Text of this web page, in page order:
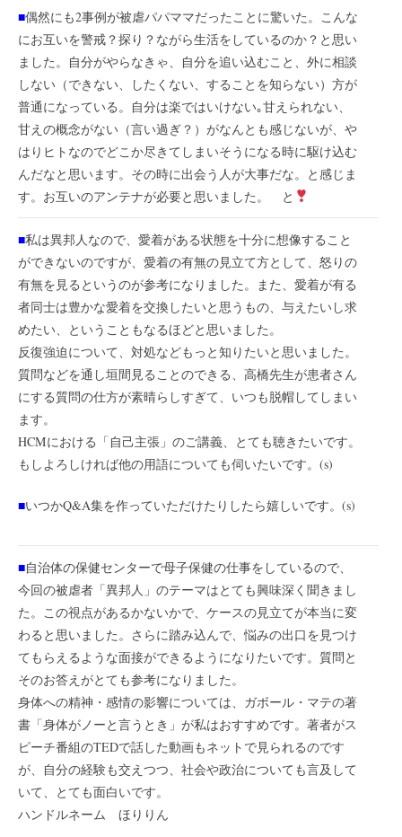
■偶然にも2事例が被虐パパママだったことに驚いた。こんな
にお互いを警戒？探り？ながら生活をしているのか？と思い
ました。自分がやらなきゃ、自分を追い込むこと、外に相談
しない（できない、したくない、することを知らない）方が
普通になっている。自分は楽ではいけない｡甘えられない、
甘えの概念がない（言い過ぎ？）がなんとも感じないが、や
はりヒトなのでどこか尽きてしまいそうになる時に駆け込む
んだなと思います。その時に出会う人が大事だな。と感じま
す。お互いのアンテナが必要と思いました。 と
■私は異邦人なので、愛着がある状態を十分に想像すること
ができないのですが、愛着の有無の見立て方として、怒りの
有無を見るというのが参考になりました。また、愛着が有る
者同士は豊かな愛着を交換したいと思うもの、与えたいし求
めたい、ということもなるほどと思いました。
反復強迫について、対処などもっと知りたいと思いました。
質問などを通し垣間見ることのできる、高橋先生が患者さん
にする質問の仕方が素晴らしすぎて、いつも脱帽してしまい
ます。
HCMにおける「自己主張」のご講義、とても聴きたいです。
もしよろしければ他の用語についても伺いたいです。(s)
■いつかQ&A集を作っていただけたりしたら嬉しいです。(s)
■自治体の保健センターで母子保健の仕事をしているので、
今回の被虐者「異邦人」のテーマはとても興味深く聞きまし
た。この視点があるかないかで、ケースの見立てが本当に変
わると思いました。さらに踏み込んで、悩みの出口を見つけ
てもらえるような面接ができるようになりたいです。質問と
そのお答えがとても参考になりました。
身体への精神・感情の影響については、ガボール・マテの著
書「身体がノーと言うとき」が私はおすすめです。著者がス
ピーチ番組のTEDで話した動画もネットで見られるのです
が、自分の経験も交えつつ、社会や政治についても言及して
いて、とても面白いです。
ハンドルネーム ほりりん